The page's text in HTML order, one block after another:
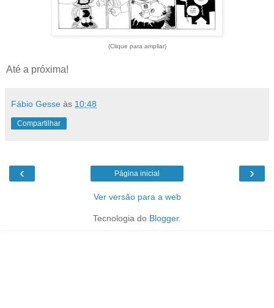
(Clique para ampliar)
Até a próxima!
Fábio Gesse às 10:48
Compartilhar
‹ ›
Página inicial
Ver versão para a web
Tecnologia do Blogger.